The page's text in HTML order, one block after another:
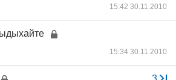
15:42 30.11.2010
15:34 30.11.2010